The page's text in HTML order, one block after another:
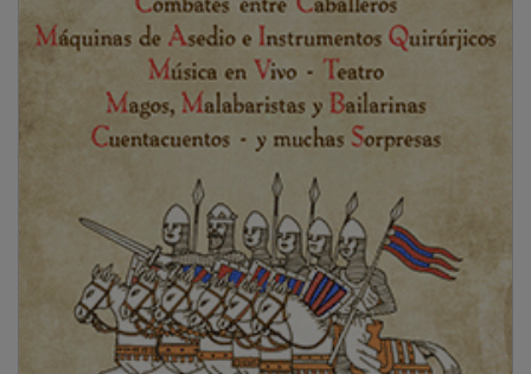
NOTICIAS RELACIONADAS
Brihuega licita por casi 60.000 euros la
instalación de videocámaras para reforzar la